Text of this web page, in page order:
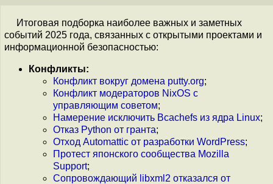
Итоговая подборка наиболее важных и заметных
событий 2025 года, связанных с открытыми проектами и
информационной безопасностью:
Конфликты:
Конфликт вокруг домена putty.org;
Конфликт модераторов NixOS с
управляющим советом;
Намерение исключить Bcachefs из ядра Linux;
Отказ Python от гранта;
Отход Automattic от разработки WordPress;
Протест японского сообщества Mozilla
Support;
Сопровождающий libxml2 отказался от